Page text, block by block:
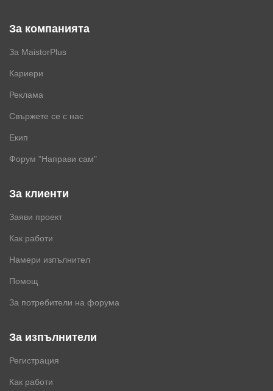
За компанията
За MaistorPlus
Кариери
Реклама
Свържете се с нас
Екип
Форум "Направи сам"
За клиенти
Заяви проект
Как работи
Намери изпълнител
Помощ
За потребители на форума
За изпълнители
Регистрация
Как работи